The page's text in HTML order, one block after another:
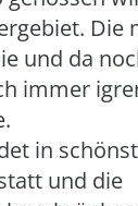
Die
und da
immer
in
und die